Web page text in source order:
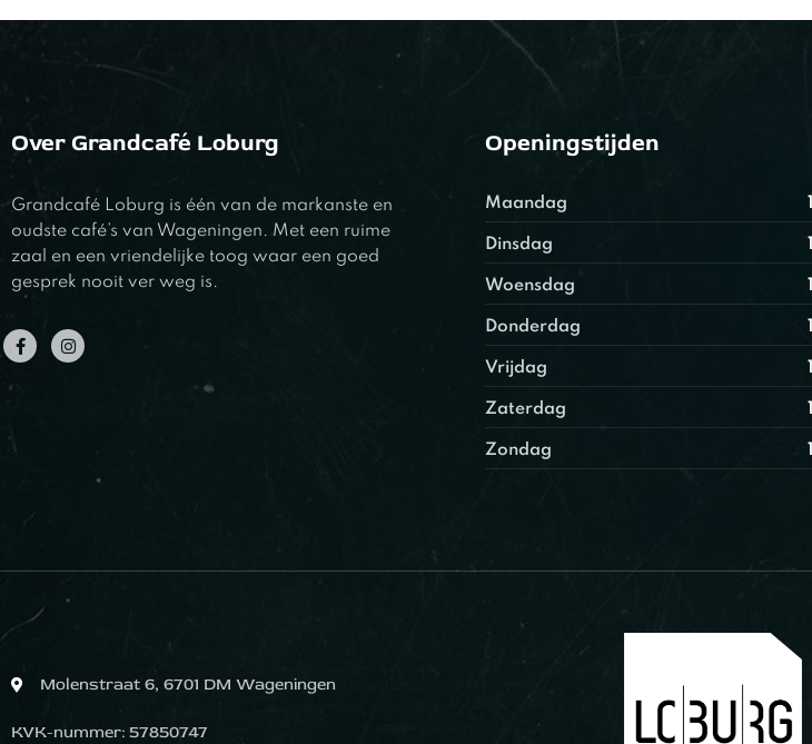
Over Grandcafé Loburg
Grandcafé Loburg is één van de markanste en
oudste café’s van Wageningen. Met een ruime
zaal en een vriendelijke toog waar een goed
gesprek nooit ver weg is.
Openingstijden
Maandag
Dinsdag
Woensdag
Donderdag
Vrijdag
Zaterdag
Zondag
Molenstraat 6, 6701 DM Wageningen
KVK-nummer: 57850747